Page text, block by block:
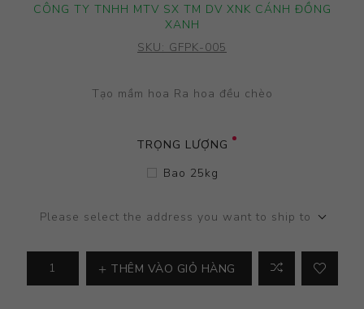
CÔNG TY TNHH MTV SX TM DV XNK CÁNH ĐỒNG
XANH
SKU: GFPK-005
Tạo mầm hoa Ra hoa đều chèo
TRỌNG LƯỢNG
Bao 25kg
Please select the address you want to ship to
THÊM VÀO GIỎ HÀNG